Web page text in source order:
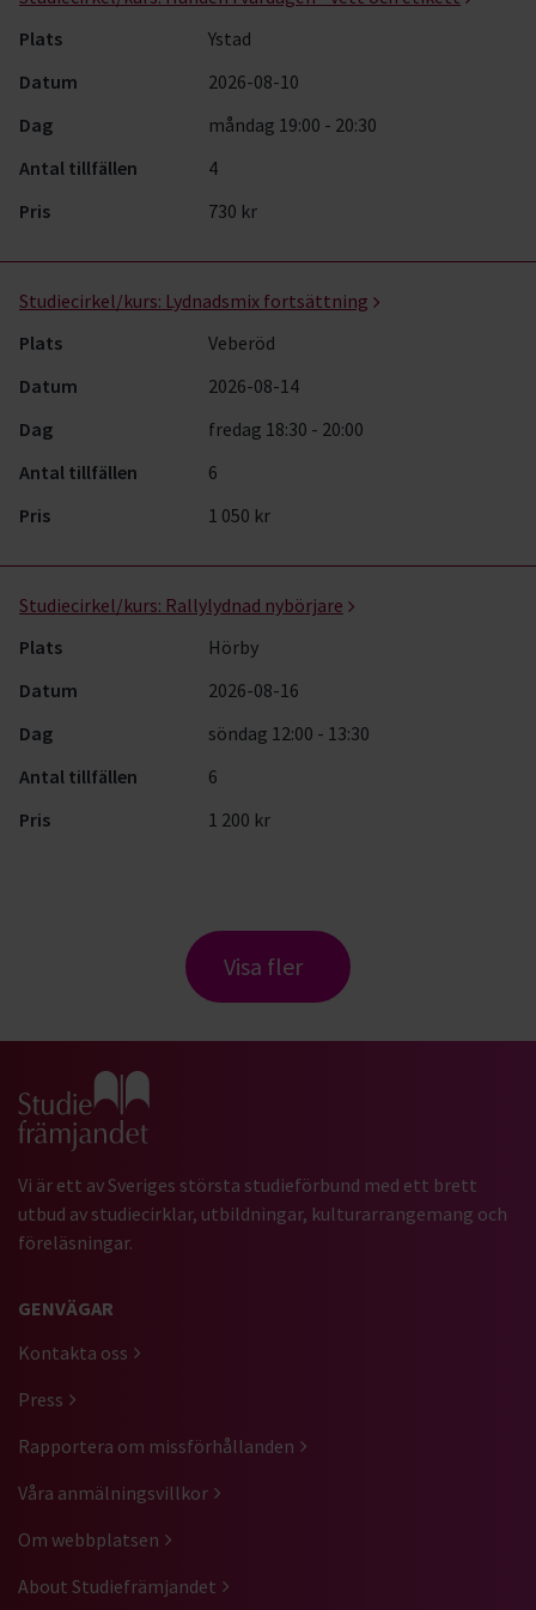
Plats
Ystad
Datum
2026-08-10
Dag
måndag 19:00 - 20:30
Antal tillfällen
4
Pris
730 kr
Studiecirkel/kurs: Lydnadsmix fortsättning
Plats
Veberöd
Datum
2026-08-14
Dag
fredag 18:30 - 20:00
Antal tillfällen
6
Pris
1 050 kr
Studiecirkel/kurs: Rallylydnad nybörjare
Plats
Hörby
Datum
2026-08-16
Dag
söndag 12:00 - 13:30
Antal tillfällen
6
Pris
1 200 kr
Visa fler
Gå till studiefrämjandets startsida
Vi är ett av Sveriges största studieförbund med ett brett
utbud av studiecirklar, utbildningar, kulturarrangemang och
föreläsningar.
GENVÄGAR
Kontakta oss
Press
Rapportera om missförhållanden
Våra anmälningsvillkor
Om webbplatsen
About Studiefrämjandet